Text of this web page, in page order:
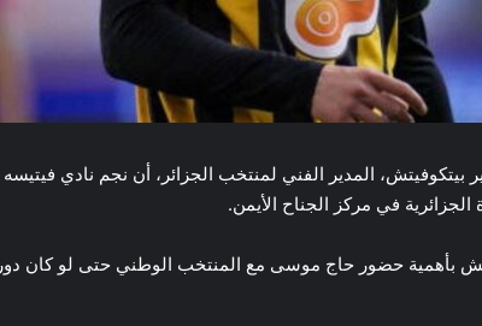
بيتكوفيتش، المدير الفني لمنتخب الجزائر، أن نجم نادي فيتيسه
في مركز الجناح الأيمن.
بأهمية حضور حاج موسى مع المنتخب الوطني حتى لو كان